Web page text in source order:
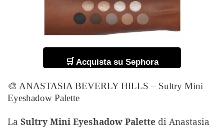
🛒 Acquista su Sephora
🎨 ANASTASIA BEVERLY HILLS – Sultry Mini
Eyeshadow Palette
La Sultry Mini Eyeshadow Palette di Anastasia